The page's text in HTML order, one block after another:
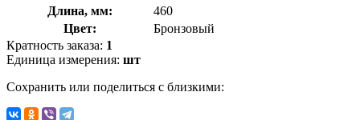
Длина, мм:
460
Цвет:
Бронзовый
Кратность заказа: 1
Единица измерения: шт
Сохранить или поделиться с близкими: